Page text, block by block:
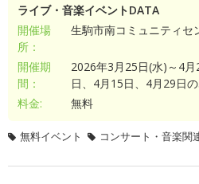
ライブ・音楽イベントDATA
開催場
所：
生駒市南コミュニティセ
開催期
間：
2026年3月25日(水)～4
日、4月15日、4月29日の
料金:
無料
無料イベント コンサート・音楽関